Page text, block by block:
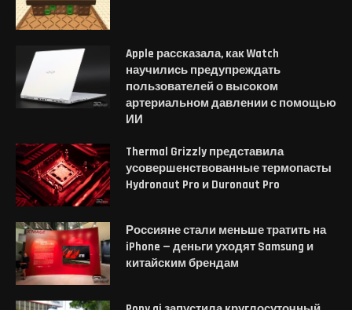
Apple рассказала, как Watch
научились предупреждать
пользователей о высоком
артериальном давлении с помощью
ИИ
Thermal Grizzly представила
усовершенствованные термопасты
Hydronaut Pro и Duronaut Pro
Россияне стали меньше тратить на
iPhone — деньги уходят Samsung и
китайским брендам